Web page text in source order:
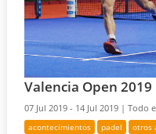
Valencia Open 2019
07 Jul 2019 - 14 Jul 2019 |Todo
acontecimientos padel otros